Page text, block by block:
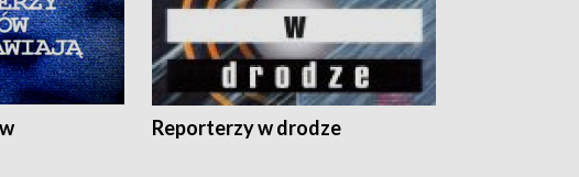
Reporterzy w drodze